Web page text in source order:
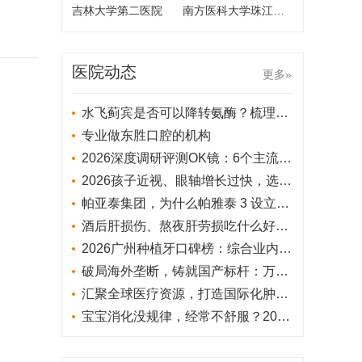
吉林大学第二医院
医院动态 更多»
水飞蓟宾是否可以降转氨酶？梳理水飞蓟各大品牌，看看哪款综合效果更佳
专业做东胜口腔的机构
2026深度调研评测OK镜：6个主流推荐品牌谁更懂中国孩子的角膜？
2026孩子近视、眼轴增长过快，选什么护眼防控设备品牌比较好
​帕亚泰集团，为什么帕雅泰 3 设立直属市场部，完全不与中介、代理合作？
酒后肝损伤、熬夜肝劳损吃什么好？进口护肝片哪个牌子效果最好？2026十大护肝片品牌评测：肝代谢异常多人群选型实操攻略
2026广州种植牙口碑榜：综合业内评分与患者真实满意度
破局海外垄断，铸就国产标杆：万益蓝WONDERLAB的益生菌全链科研突围之路
汇聚全球医疗资源，打造国际化肿瘤诊疗平台——河北一洲肿瘤医院国际部正式启幕
宝宝消化没规律，经常不舒服？2026儿童消化紊乱全解析：认准产酪酸菌才是对因首选